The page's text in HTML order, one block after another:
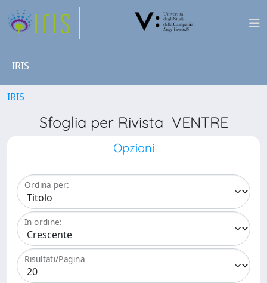
IRIS
IRIS
Sfoglia per Rivista VENTRE
Opzioni
Ordina per:
In ordine:
Risultati/Pagina